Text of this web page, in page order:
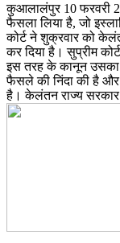
कुआलालंपुर 10 फरवरी
फैसला लिया है, जो
कोर्ट ने शुक्रवार को
कर दिया है। सुप्रीम
इस तरह के कानून उसका
फैसले की निंदा की है और
है। केलंतन राज्य सरकार